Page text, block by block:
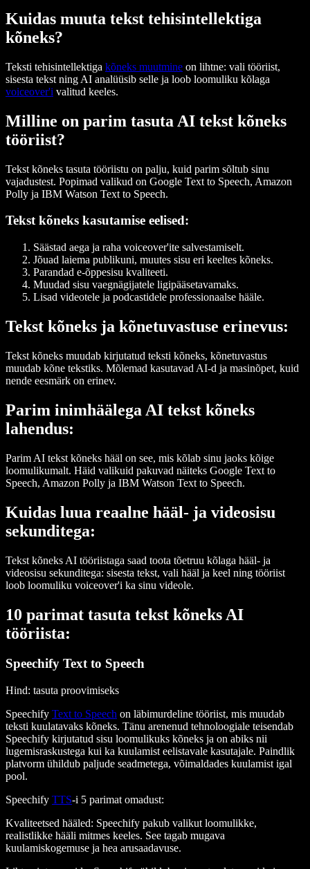
Kuidas muuta tekst tehisintellektiga
kõneks?
Teksti tehisintellektiga kõneks muutmine on lihtne: vali tööriist,
sisesta tekst ning AI analüüsib selle ja loob loomuliku kõlaga
voiceover'i valitud keeles.
Milline on parim tasuta AI tekst kõneks
tööriist?
Tekst kõneks tasuta tööriistu on palju, kuid parim sõltub sinu
vajadustest. Popimad valikud on Google Text to Speech, Amazon
Polly ja IBM Watson Text to Speech.
Tekst kõneks kasutamise eelised:
Säästad aega ja raha voiceover'ite salvestamiselt.
Jõuad laiema publikuni, muutes sisu eri keeltes kõneks.
Parandad e-õppesisu kvaliteeti.
Muudad sisu vaegnägijatele ligipääsetavamaks.
Lisad videotele ja podcastidele professionaalse hääle.
Tekst kõneks ja kõnetuvastuse erinevus:
Tekst kõneks muudab kirjutatud teksti kõneks, kõnetuvastus
muudab kõne tekstiks. Mõlemad kasutavad AI-d ja masinõpet, kuid
nende eesmärk on erinev.
Parim inimhäälega AI tekst kõneks
lahendus:
Parim AI tekst kõneks hääl on see, mis kõlab sinu jaoks kõige
loomulikumalt. Häid valikuid pakuvad näiteks Google Text to
Speech, Amazon Polly ja IBM Watson Text to Speech.
Kuidas luua reaalne hääl- ja videosisu
sekunditega:
Tekst kõneks AI tööriistaga saad toota tõetruu kõlaga hääl- ja
videosisu sekunditega: sisesta tekst, vali hääl ja keel ning tööriist
loob loomuliku voiceover'i ka sinu videole.
10 parimat tasuta tekst kõneks AI
tööriista:
Speechify Text to Speech
Hind: tasuta proovimiseks
Speechify Text to Speech on läbimurdeline tööriist, mis muudab
teksti kuulatavaks kõneks. Tänu arenenud tehnoloogiale teisendab
Speechify kirjutatud sisu loomulikuks kõneks ja on abiks nii
lugemisraskustega kui ka kuulamist eelistavale kasutajale. Paindlik
platvorm ühildub paljude seadmetega, võimaldades kuulamist igal
pool.
Speechify TTS-i 5 parimat omadust:
Kvaliteetsed hääled: Speechify pakub valikut loomulikke,
realistlikke hääli mitmes keeles. See tagab mugava
kuulamiskogemuse ja hea arusaadavuse.